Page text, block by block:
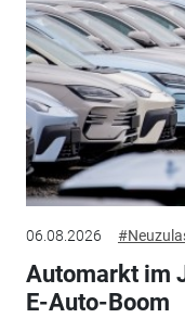
06.08.2026
Automarkt im
E-Auto-Boom